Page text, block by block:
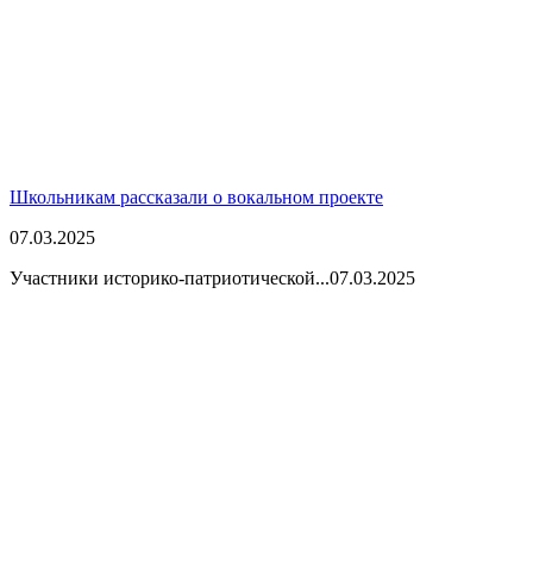
Школьникам рассказали о вокальном проекте
07.03.2025
Участники историко-патриотической...07.03.2025